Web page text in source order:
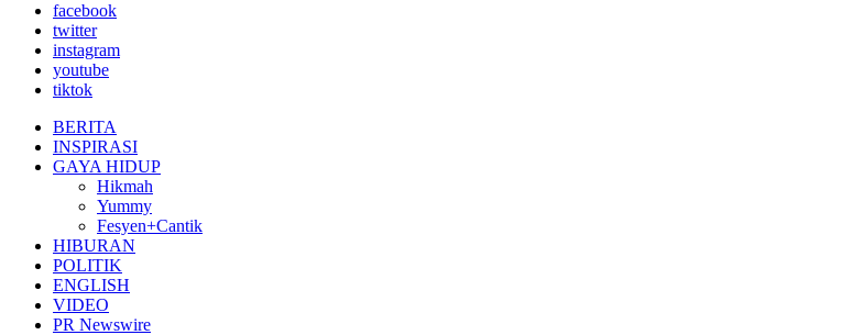
facebook
twitter
instagram
youtube
tiktok
BERITA
INSPIRASI
GAYA HIDUP
Hikmah
Yummy
Fesyen+Cantik
HIBURAN
POLITIK
ENGLISH
VIDEO
PR Newswire